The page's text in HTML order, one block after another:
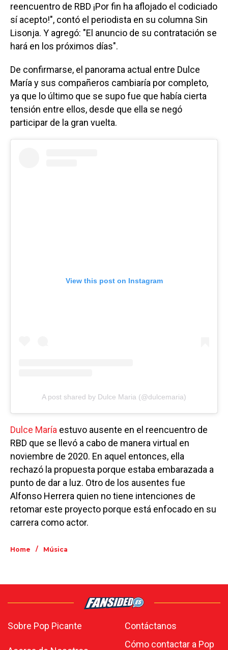
reencuentro de RBD ¡Por fin ha aflojado el codiciado
sí acepto!", contó el periodista en su columna Sin
Lisonja. Y agregó: "El anuncio de su contratación se
hará en los próximos días".
De confirmarse, el panorama actual entre Dulce
María y sus compañeros cambiaría por completo,
ya que lo último que se supo fue que había cierta
tensión entre ellos, desde que ella se negó
participar de la gran vuelta.
View this post on Instagram
A post shared by Dulce Maria (@dulcemaria)
Dulce María estuvo ausente en el reencuentro de
RBD que se llevó a cabo de manera virtual en
noviembre de 2020. En aquel entonces, ella
rechazó la propuesta porque estaba embarazada a
punto de dar a luz. Otro de los ausentes fue
Alfonso Herrera quien no tiene intenciones de
retomar este proyecto porque está enfocado en su
carrera como actor.
Home / Música
Sobre Pop Picante Contáctanos
Cómo contactar a Pop